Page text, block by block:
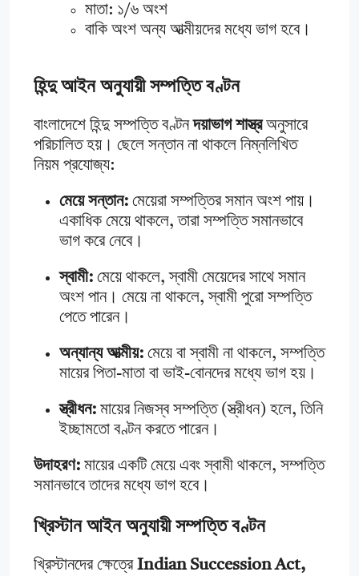
মাতা: ১/৬ অংশ
বাকি অংশ অন্য আত্মীয়দের মধ্যে ভাগ হবে।
হিন্দু আইন অনুযায়ী সম্পত্তি বণ্টন
বাংলাদেশে হিন্দু সম্পত্তি বণ্টনদয়াভাগ শাস্ত্রঅনুসারে
পরিচালিত হয়। ছেলে সন্তান না থাকলে নিম্নলিখিত
নিয়ম প্রযোজ্য:
মেয়ে সন্তান: মেয়েরা সম্পত্তির সমান অংশ পায়।
একাধিক মেয়ে থাকলে, তারা সম্পত্তি সমানভাবে
ভাগ করে নেবে।
স্বামী: মেয়ে থাকলে, স্বামী মেয়েদের সাথে সমান
অংশ পান। মেয়ে না থাকলে, স্বামী পুরো সম্পত্তি
পেতে পারেন।
অন্যান্য আত্মীয়: মেয়ে বা স্বামী না থাকলে, সম্পত্তি
মায়ের পিতা-মাতা বা ভাই-বোনদের মধ্যে ভাগ হয়।
স্ত্রীধন: মায়ের নিজস্ব সম্পত্তি (স্ত্রীধন) হলে, তিনি
ইচ্ছামতো বণ্টন করতে পারেন।
উদাহরণ: মায়ের একটি মেয়ে এবং স্বামী থাকলে, সম্পত্তি
সমানভাবে তাদের মধ্যে ভাগ হবে।
খ্রিস্টান আইন অনুযায়ী সম্পত্তি বণ্টন
খ্রিস্টানদের ক্ষেত্রেIndian Succession Act,